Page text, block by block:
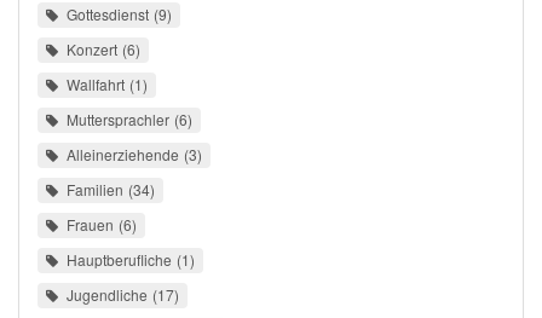
Gottesdienst 9
Konzert 6
Wallfahrt 1
Muttersprachler 6
Alleinerziehende 3
Familien 34
Frauen 6
Hauptberufliche 1
Jugendliche 17